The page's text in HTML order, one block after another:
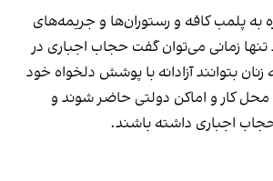
به پلمب کافه و رستوران‌ها و جریمه‌های
تنها زمانی می‌توان گفت حجاب اجباری در
بتوانند آزادانه با پوشش دلخواه خود
محل کار و اماکن دولتی حاضر شوند و
اجباری داشته باشند.